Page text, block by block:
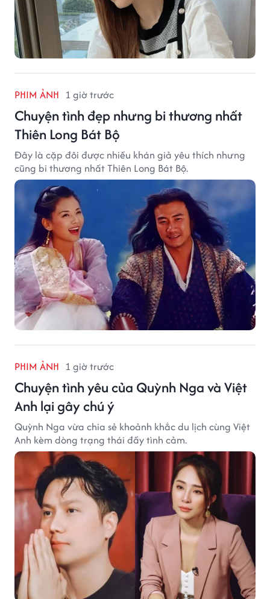
PHIM ẢNH 1 giờ trước
Chuyện tình đẹp nhưng bi thương nhất
Thiên Long Bát Bộ
Đây là cặp đôi được nhiều khán giả yêu thích nhưng
cũng bi thương nhất Thiên Long Bát Bộ.
PHIM ẢNH 1 giờ trước
Chuyện tình yêu của Quỳnh Nga và Việt
Anh lại gây chú ý
Quỳnh Nga vừa chia sẻ khoảnh khắc du lịch cùng Việt
Anh kèm dòng trạng thái đầy tình cảm.